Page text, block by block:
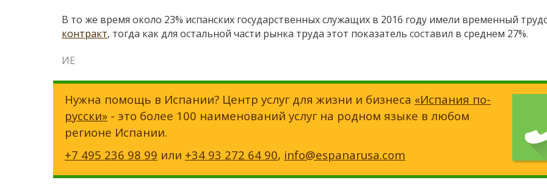
В то же время около 23% испанских государственных служащих в 2016 году имели временный
контракт, тогда как для остальной части рынка труда этот показатель составил в среднем 27%.
ИЕ
Нужна помощь в Испании? Центр услуг для жизни и бизнеса «Испания по-
русски» - это более 100 наименований услуг на родном языке в любом
регионе Испании.
+7 495 236 98 99 или +34 93 272 64 90, info@espanarusa.com